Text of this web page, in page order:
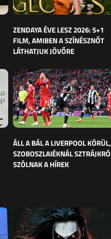
ZENDAYA ÉVE LESZ 2026: 5+1
FILM, AMIBEN A SZÍNÉSZNŐT
LÁTHATJUK JÖVŐRE
ÁLL A BÁL A LIVERPOOL KÖRÜL,
SZOBOSZLAIÉKNÁL
SZÓLNAK A HÍREK